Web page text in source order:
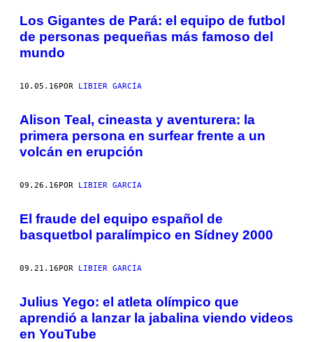
​Los Gigantes de Pará: el equipo de futbol
de personas pequeñas más famoso del
mundo
10.05.16POR LIBIER GARCÍA
Alison Teal, cineasta y aventurera: la
primera persona en surfear frente a un
volcán en erupción
09.26.16POR LIBIER GARCÍA
El fraude del equipo español de
basquetbol paralímpico en Sídney 2000
09.21.16POR LIBIER GARCÍA
Julius Yego: el atleta olímpico que
aprendió a lanzar la jabalina viendo videos
en YouTube